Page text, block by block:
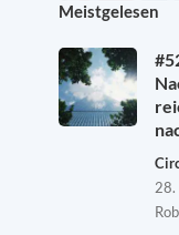
Meistgelesen